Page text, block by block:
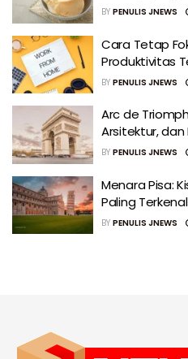
BY PENULIS JNEWS
Cara Tetap
Produktivitas
BY PENULIS JNEWS
Arc de
Arsitektur, dan
BY PENULIS JNEWS
Menara Pisa:
Paling
BY PENULIS JNEWS